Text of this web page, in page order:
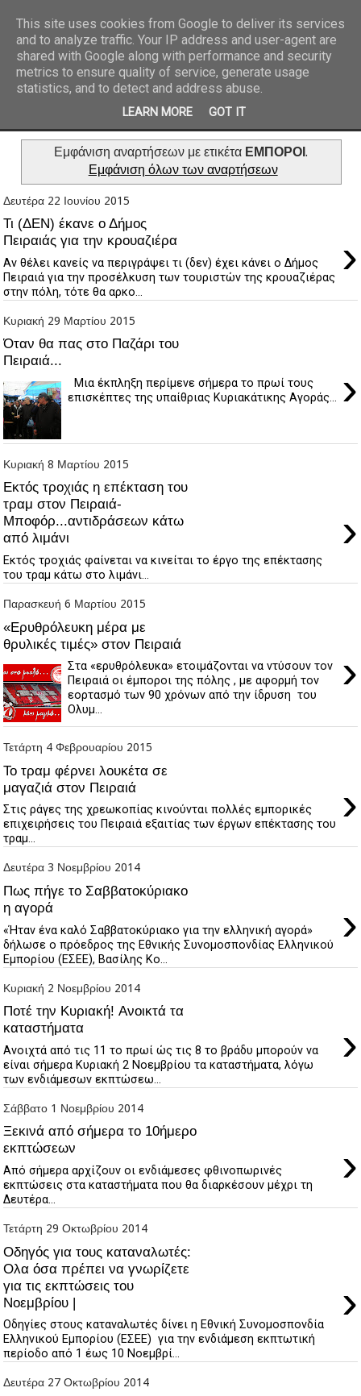
REPORTAZ NET
Εμφάνιση αναρτήσεων με ετικέτα ΕΜΠΟΡΟΙ.
Εμφάνιση όλων των αναρτήσεων
Δευτέρα 22 Ιουνίου 2015
Τι (ΔΕΝ) έκανε ο Δήμος
Πειραιάς για την κρουαζιέρα
›
Αν θέλει κανείς να περιγράψει τι (δεν) έχει κάνει ο Δήμος
Πειραιά για την προσέλκυση των τουριστών της κρουαζιέρας
στην πόλη, τότε θα αρκο...
Κυριακή 29 Μαρτίου 2015
Όταν θα πας στο Παζάρι του
Πειραιά...
›
Μια έκπληξη περίμενε σήμερα το πρωί τους
επισκέπτες της υπαίθριας Κυριακάτικης Αγοράς...
Κυριακή 8 Μαρτίου 2015
Εκτός τροχιάς η επέκταση του
τραμ στον Πειραιά-
Μποφόρ...αντιδράσεων κάτω
από λιμάνι
›
Εκτός τροχιάς φαίνεται να κινείται το έργο της επέκτασης
του τραμ κάτω στο λιμάνι...
Παρασκευή 6 Μαρτίου 2015
«Ερυθρόλευκη μέρα με
θρυλικές τιμές» στον Πειραιά
›
Στα «ερυθρόλευκα» ετοιμάζονται να ντύσουν τον
Πειραιά οι έμποροι της πόλης , με αφορμή τον
εορτασμό των 90 χρόνων από την ίδρυση του
Ολυμ...
Τετάρτη 4 Φεβρουαρίου 2015
Το τραμ φέρνει λουκέτα σε
μαγαζιά στον Πειραιά
›
Στις ράγες της χρεωκοπίας κινούνται πολλές εμπορικές
επιχειρήσεις του Πειραιά εξαιτίας των έργων επέκτασης του
τραμ...
Δευτέρα 3 Νοεμβρίου 2014
Πως πήγε το Σαββατοκύριακο
η αγορά
›
«Ήταν ένα καλό Σαββατοκύριακο για την ελληνική αγορά»
δήλωσε ο πρόεδρος της Εθνικής Συνομοσπονδίας Ελληνικού
Εμπορίου (ΕΣΕΕ), Βασίλης Κο...
Κυριακή 2 Νοεμβρίου 2014
Ποτέ την Κυριακή! Aνοικτά τα
καταστήματα
›
Ανοιχτά από τις 11 το πρωί ώς τις 8 το βράδυ μπορούν να
είναι σήμερα Κυριακή 2 Νοεμβρίου τα καταστήματα, λόγω
των ενδιάμεσων εκπτώσεω...
Σάββατο 1 Νοεμβρίου 2014
Ξεκινά από σήμερα το 10ήμερο
εκπτώσεων
›
Από σήμερα αρχίζουν οι ενδιάμεσες φθινοπωρινές
εκπτώσεις στα καταστήματα που θα διαρκέσουν μέχρι τη
Δευτέρα...
Τετάρτη 29 Οκτωβρίου 2014
Οδηγός για τους καταναλωτές:
Ολα όσα πρέπει να γνωρίζετε
για τις εκπτώσεις του
Νοεμβρίου |
›
Οδηγίες στους καταναλωτές δίνει η Εθνική Συνομοσπονδία
Ελληνικού Εμπορίου (ΕΣΕΕ) για την ενδιάμεση εκπτωτική
περίοδο από 1 έως 10 Νοεμβρί...
Δευτέρα 27 Οκτωβρίου 2014
This site uses cookies from Google to deliver its services
and to analyze traffic. Your IP address and user-agent are
shared with Google along with performance and security
metrics to ensure quality of service, generate usage
statistics, and to detect and address abuse.
LEARN MORE GOT IT